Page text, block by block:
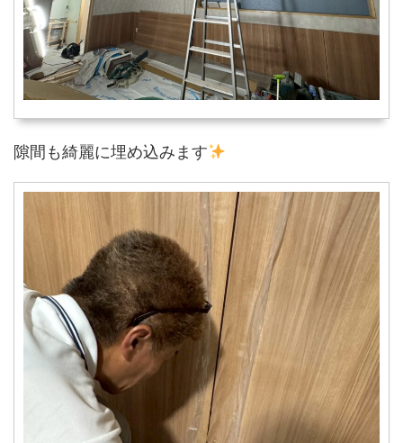
隙間も綺麗に埋め込みます